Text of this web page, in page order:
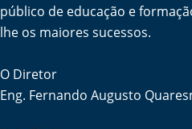
público de educação e
lhe os maiores sucessos.
O Diretor
Eng. Fernando Augusto